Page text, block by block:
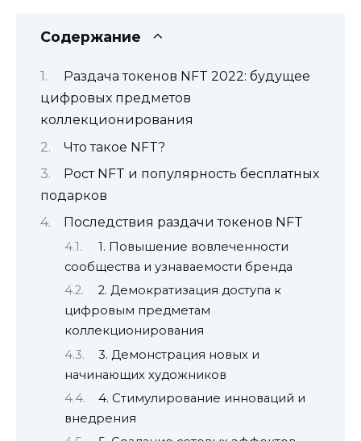
Содержание
Раздача токенов NFT 2022: будущее
цифровых предметов
коллекционирования
Что такое NFT?
Рост NFT и популярность бесплатных
подарков
Последствия раздачи токенов NFT
1. Повышение вовлеченности
сообщества и узнаваемости бренда
2. Демократизация доступа к
цифровым предметам
коллекционирования
3. Демонстрация новых и
начинающих художников
4. Стимулирование инноваций и
внедрения